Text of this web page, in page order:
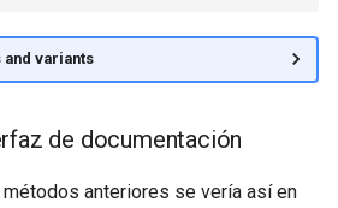
and variants
de documentación
anteriores se vería así en